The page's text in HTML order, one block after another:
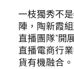
一枝獨秀不
陣，陶新霞
直播團隊”開
直播電商行
貨有機融合。